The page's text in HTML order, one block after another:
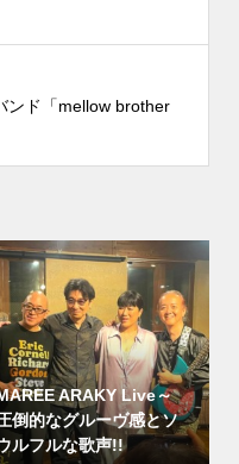
ンド「mellow brother
ARAKY Live～
倒的なグルーヴ感とソ
ルフルな歌声!!